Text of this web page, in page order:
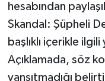
hesabından
Skandal: Şüpheli
başlıklı içerikle ilgili
Açıklamada, söz
yansıtmadığı